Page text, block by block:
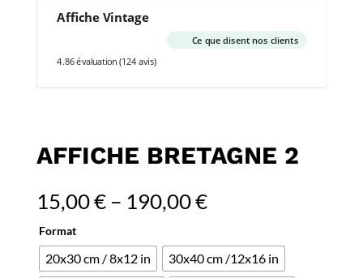
Affiche Vintage
Ce que disent nos clients
4.86 évaluation (124 avis)
AFFICHE BRETAGNE 2
15,00€– 190,00€
Format
20x30 cm / 8x12 in
30x40 cm /12x16 in